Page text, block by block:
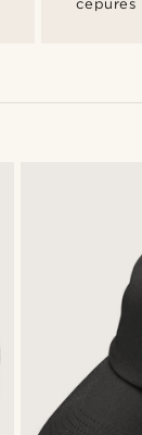
cepures